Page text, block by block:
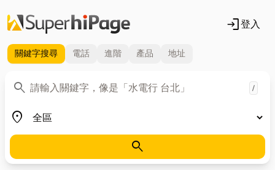
login登入
關鍵字搜尋 電話 進階 產品 地址
search
關鍵字 /
place
地區
search